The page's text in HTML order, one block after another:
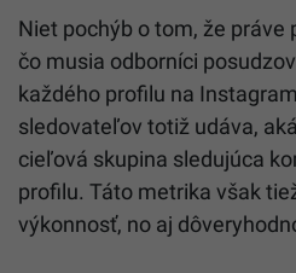
Niet pochýb o tom, že práve
čo musia odborníci
každého profilu na
sledovateľov totiž udáva,
cieľová skupina sledujúca
profilu. Táto metrika však
výkonnosť, no aj